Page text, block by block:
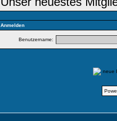
Anmelden
Benutzername: